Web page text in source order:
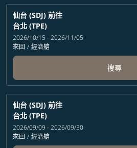
仙台 (SDJ) 前往
台北 (TPE)
2026/10/15 - 2026/11/05
來回 / 經濟艙
搜尋
仙台 (SDJ) 前往
台北 (TPE)
2026/09/09 - 2026/09/30
來回 / 經濟艙